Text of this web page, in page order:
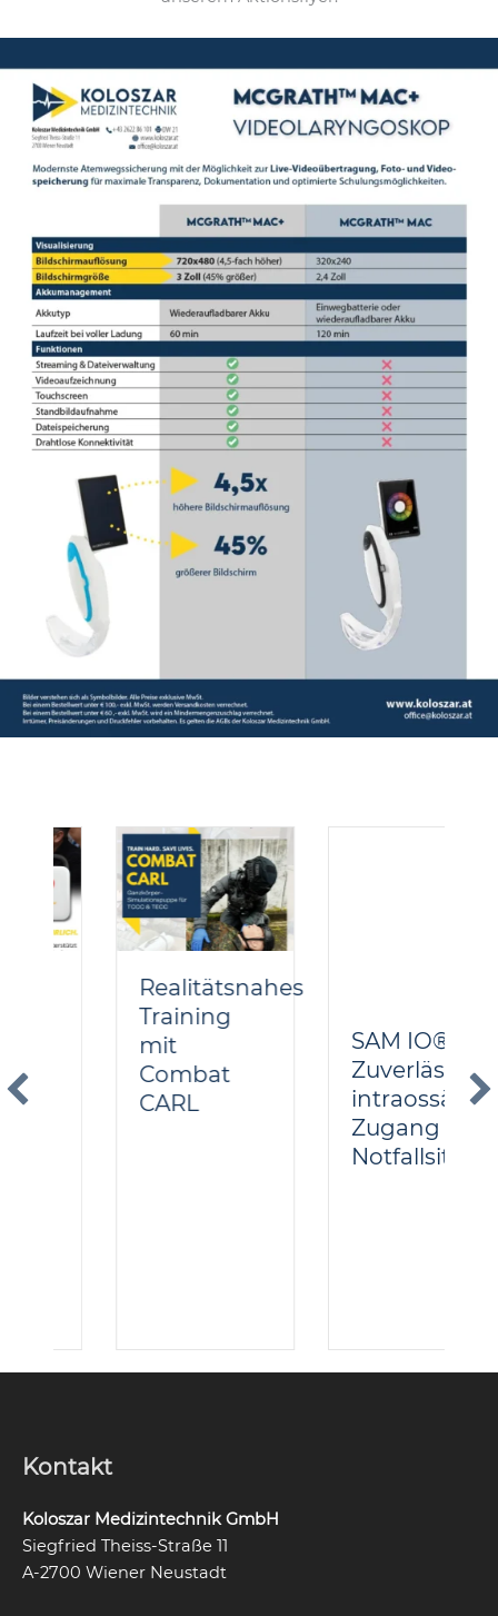
Realitätsnahes
Training
Combat
SAM IO® –
intraossärer
Zugang in
Notfallsituationen
Kontakt
Koloszar Medizintechnik GmbH
Siegfried Theiss-Straße 11
A-2700 Wiener Neustadt